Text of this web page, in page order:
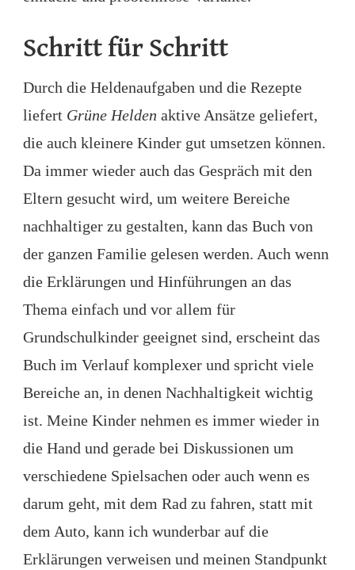
Schritt für Schritt
Durch die Heldenaufgaben und die Rezepte
liefert Grüne Helden aktive Ansätze geliefert,
die auch kleinere Kinder gut umsetzen können.
Da immer wieder auch das Gespräch mit den
Eltern gesucht wird, um weitere Bereiche
nachhaltiger zu gestalten, kann das Buch von
der ganzen Familie gelesen werden. Auch wenn
die Erklärungen und Hinführungen an das
Thema einfach und vor allem für
Grundschulkinder geeignet sind, erscheint das
Buch im Verlauf komplexer und spricht viele
Bereiche an, in denen Nachhaltigkeit wichtig
ist. Meine Kinder nehmen es immer wieder in
die Hand und gerade bei Diskussionen um
verschiedene Spielsachen oder auch wenn es
darum geht, mit dem Rad zu fahren, statt mit
dem Auto, kann ich wunderbar auf die
Erklärungen verweisen und meinen Standpunkt